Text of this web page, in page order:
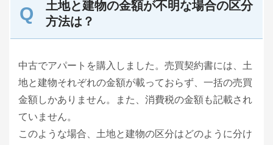
土地と建物の金額が不明な場合の区分
方法は？
中古でアパートを購入しました。売買契約書には、土
地と建物それぞれの金額が載っておらず、一括の売買
金額しかありません。また、消費税の金額も記載され
ていません。
このような場合、土地と建物の区分はどのように分け